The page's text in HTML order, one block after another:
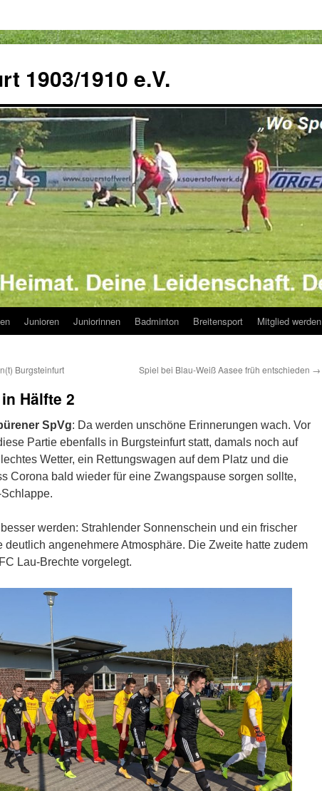
1903/1910 e.V.
Junioren Juniorinnen Badminton Breitensport Mitglied werden
Burgsteinfurt Spiel bei Blau-Weiß Aasee früh entschieden →
Hälfte 2
SpVg: Da werden unschöne Erinnerungen wach. Vor
Partie ebenfalls in Burgsteinfurt statt, damals noch auf
Wetter, ein Rettungswagen auf dem Platz und die
Corona bald wieder für eine Zwangspause sorgen sollte,
werden: Strahlender Sonnenschein und ein frischer
deutlich angenehmere Atmosphäre. Die Zweite hatte zudem
Lau-Brechte vorgelegt.